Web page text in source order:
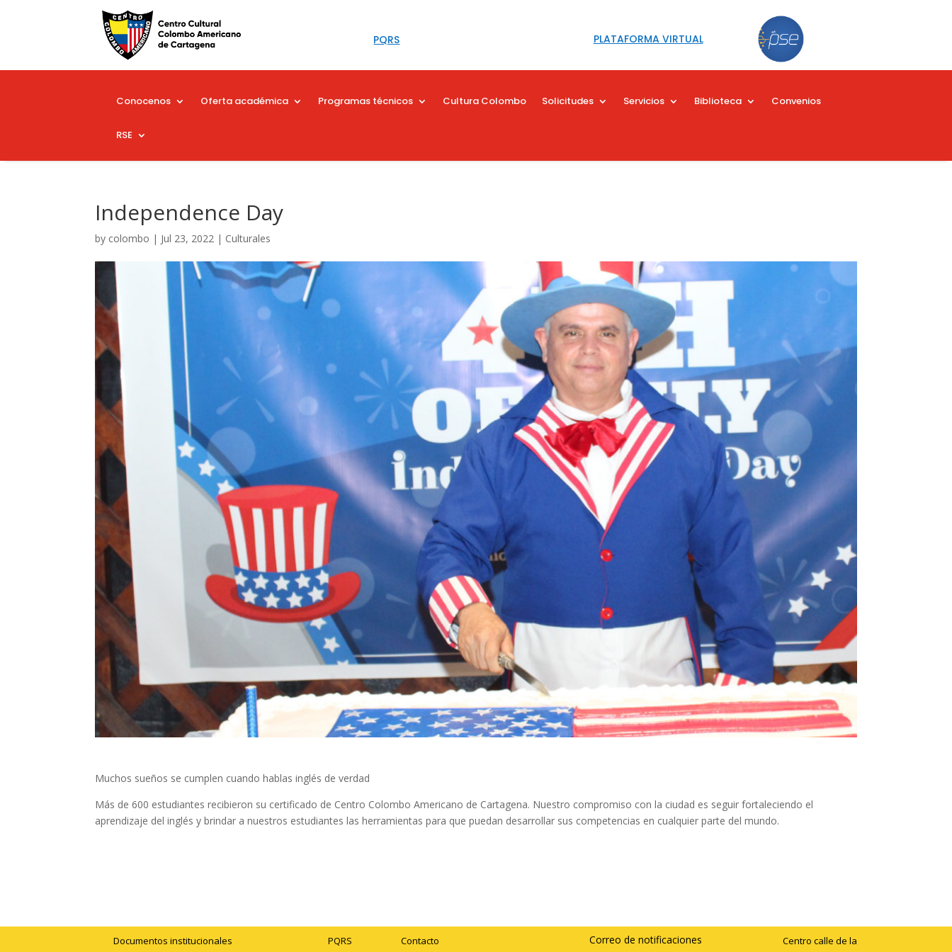
PQRS PLATAFORMA VIRTUAL
Conocenos Oferta académica Programas técnicos Cultura Colombo Solicitudes Servicios Biblioteca Convenios
RSE
Independence Day
by colombo | Jul 23, 2022 | Culturales
Muchos sueños se cumplen cuando hablas inglés de verdad
Más de 600 estudiantes recibieron su certificado de Centro Colombo Americano de Cartagena. Nuestro compromiso con la ciudad es seguir fortaleciendo el
aprendizaje del inglés y brindar a nuestros estudiantes las herramientas para que puedan desarrollar sus competencias en cualquier parte del mundo.
Documentos institucionales PQRS Contacto
Correo de notificaciones
Centro calle de la